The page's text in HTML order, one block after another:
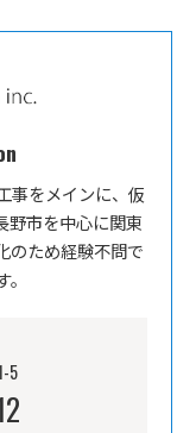
事をメインに、仮
野市を中心に関東
のため経験不問で
5